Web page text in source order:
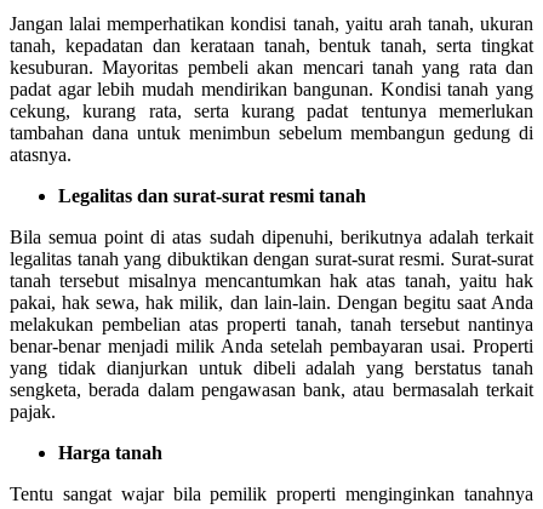
Jangan lalai memperhatikan kondisi tanah, yaitu arah tanah, ukuran
tanah, kepadatan dan kerataan tanah, bentuk tanah, serta tingkat
kesuburan. Mayoritas pembeli akan mencari tanah yang rata dan
padat agar lebih mudah mendirikan bangunan. Kondisi tanah yang
cekung, kurang rata, serta kurang padat tentunya memerlukan
tambahan dana untuk menimbun sebelum membangun gedung di
atasnya.
Legalitas dan surat-surat resmi tanah
Bila semua point di atas sudah dipenuhi, berikutnya adalah terkait
legalitas tanah yang dibuktikan dengan surat-surat resmi. Surat-surat
tanah tersebut misalnya mencantumkan hak atas tanah, yaitu hak
pakai, hak sewa, hak milik, dan lain-lain. Dengan begitu saat Anda
melakukan pembelian atas properti tanah, tanah tersebut nantinya
benar-benar menjadi milik Anda setelah pembayaran usai. Properti
yang tidak dianjurkan untuk dibeli adalah yang berstatus tanah
sengketa, berada dalam pengawasan bank, atau bermasalah terkait
pajak.
Harga tanah
Tentu sangat wajar bila pemilik properti menginginkan tanahnya